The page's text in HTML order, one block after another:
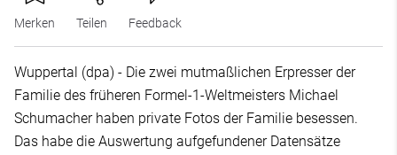
Merken Teilen Feedback
Wuppertal (dpa) - Die zwei mutmaßlichen Erpresser der
Familie des früheren Formel-1-Weltmeisters Michael
Schumacher haben private Fotos der Familie besessen.
Das habe die Auswertung aufgefundener Datensätze